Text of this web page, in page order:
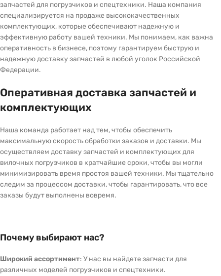
запчастей для погрузчиков и спецтехники. Наша компания
специализируется на продаже высококачественных
комплектующих, которые обеспечивают надежную и
эффективную работу вашей техники. Мы понимаем, как важна
оперативность в бизнесе, поэтому гарантируем быструю и
надежную доставку запчастей в любой уголок Российской
Федерации.
Оперативная доставка запчастей и
комплектующих
Наша команда работает над тем, чтобы обеспечить
максимальную скорость обработки заказов и доставки. Мы
осуществляем доставку запчастей и комплектующих для
вилочных погрузчиков в кратчайшие сроки, чтобы вы могли
минимизировать время простоя вашей техники. Мы тщательно
следим за процессом доставки, чтобы гарантировать, что все
заказы будут выполнены вовремя.
Почему выбирают нас?
Широкий ассортимент: У нас вы найдете запчасти для
различных моделей погрузчиков и спецтехники.